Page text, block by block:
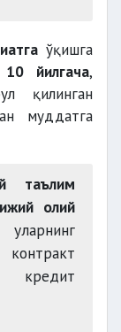
ўқишга
10 йилгача,
қилинган
муддатга
таълим
олий
кредит